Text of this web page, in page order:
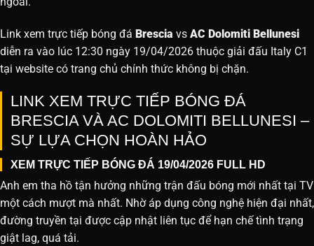
Link xem trực tiếp bóng đá Brescia vs AC Dolomiti Bellunesi
diễn ra vào lúc 12:30 ngày 19/04/2026 thuộc giải đấu Italy C1
tại website có trang chủ chính thức không bị chặn.
LINK XEM TRỰC TIẾP BÓNG ĐÁ
BRESCIA VÀ AC DOLOMITI BELLUNESI –
SỰ LỰA CHỌN HOÀN HẢO
XEM TRỰC TIẾP BÓNG ĐÁ 19/04/2026 FULL HD
Anh em tha hồ tận hưởng những trận đấu bóng mới nhất tại TV
một cách mượt mà nhất. Nhờ áp dụng công nghệ hiện đại nhất,
đường truyền tại được cập nhật liên tục để hạn chế tình trạng
giật lag, quá tải.